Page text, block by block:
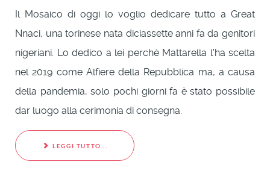
Il Mosaico di oggi lo voglio dedicare tutto a Great
Nnaci, una torinese nata diciassette anni fa da genitori
nigeriani. Lo dedico a lei perché Mattarella l'ha scelta
nel 2019 come Alfiere della Repubblica ma, a causa
della pandemia, solo pochi giorni fa è stato possibile
dar luogo alla cerimonia di consegna.
LEGGI TUTTO...